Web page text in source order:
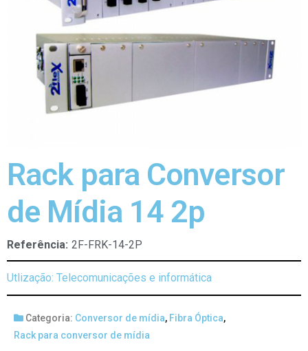
Rack para Conversor
de Mídia 14 2p
Referência: 2F-FRK-14-2P
Utlização: Telecomunicações e informática
Categoria: Conversor de mídia, Fibra Óptica,
Rack para conversor de mídia